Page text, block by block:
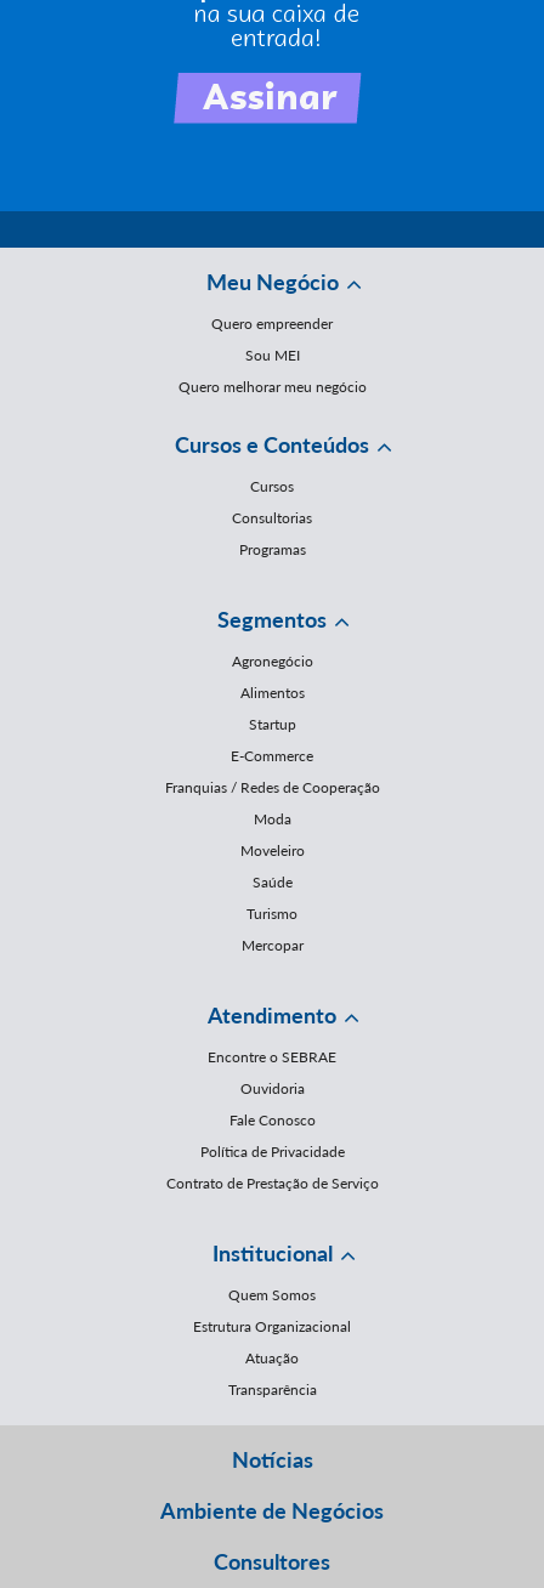
Meu Negócio
Quero empreender
Sou MEI
Quero melhorar meu negócio
Cursos e Conteúdos
Cursos
Consultorias
Programas
Segmentos
Agronegócio
Alimentos
Startup
E-Commerce
Franquias / Redes de Cooperação
Moda
Moveleiro
Saúde
Turismo
Mercopar
Atendimento
Encontre o SEBRAE
Ouvidoria
Fale Conosco
Política de Privacidade
Contrato de Prestação de Serviço
Institucional
Quem Somos
Estrutura Organizacional
Atuação
Transparência
Notícias
Ambiente de Negócios
Consultores